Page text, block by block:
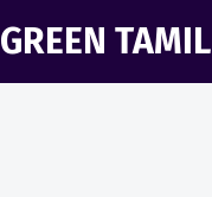
GREEN TAMIL